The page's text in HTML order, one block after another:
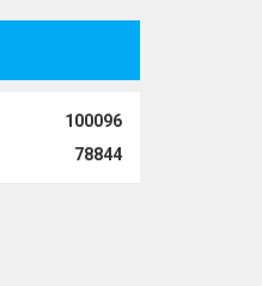
100096
78844